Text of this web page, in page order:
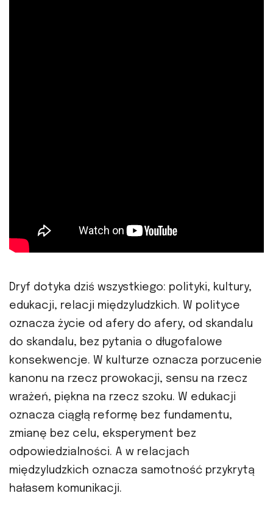
Dryf dotyka dziś wszystkiego: polityki, kultury,
edukacji, relacji międzyludzkich. W polityce
oznacza życie od afery do afery, od skandalu
do skandalu, bez pytania o długofalowe
konsekwencje. W kulturze oznacza porzucenie
kanonu na rzecz prowokacji, sensu na rzecz
wrażeń, piękna na rzecz szoku. W edukacji
oznacza ciągłą reformę bez fundamentu,
zmianę bez celu, eksperyment bez
odpowiedzialności. A w relacjach
międzyludzkich oznacza samotność przykrytą
hałasem komunikacji.